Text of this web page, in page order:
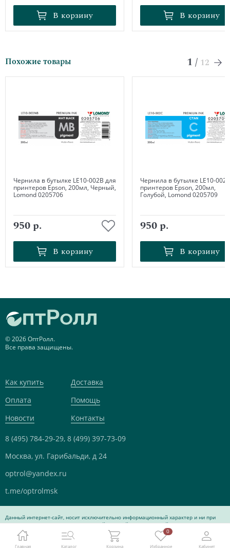
В корзину
В корзину В корзину
В корзину
Похожие товары 1 / 12
Чернила в бутылке LE10-002B для
принтеров Epson, 200мл, Черный,
Lomond 0205706
950 р.
В корзину
В корзину
Чернила в бутылке LE10-
принтеров Epson, 200мл,
Голубой, Lomond 0205709
950 р.
В корзину
В корзину
Главная Каталог Корзина
0
Избранное Кабинет
© 2026 ОптРолл.
Все права защищены.
Как купить
Доставка
Оплата
Помощь
Новости
Контакты
8 (495) 784-29-29, 8 (499) 397-73-09
Москва, ул. Гарибальди, д 24
optrol@yandex.ru
t.me/optrolmsk
Данный интернет-сайт, носит исключительно информационный характер и ни при
каких условиях не является публичной офертой, определяемой положениями Статьи
437 Гражданского кодекса Российской Федерации.